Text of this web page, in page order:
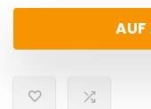
AUF